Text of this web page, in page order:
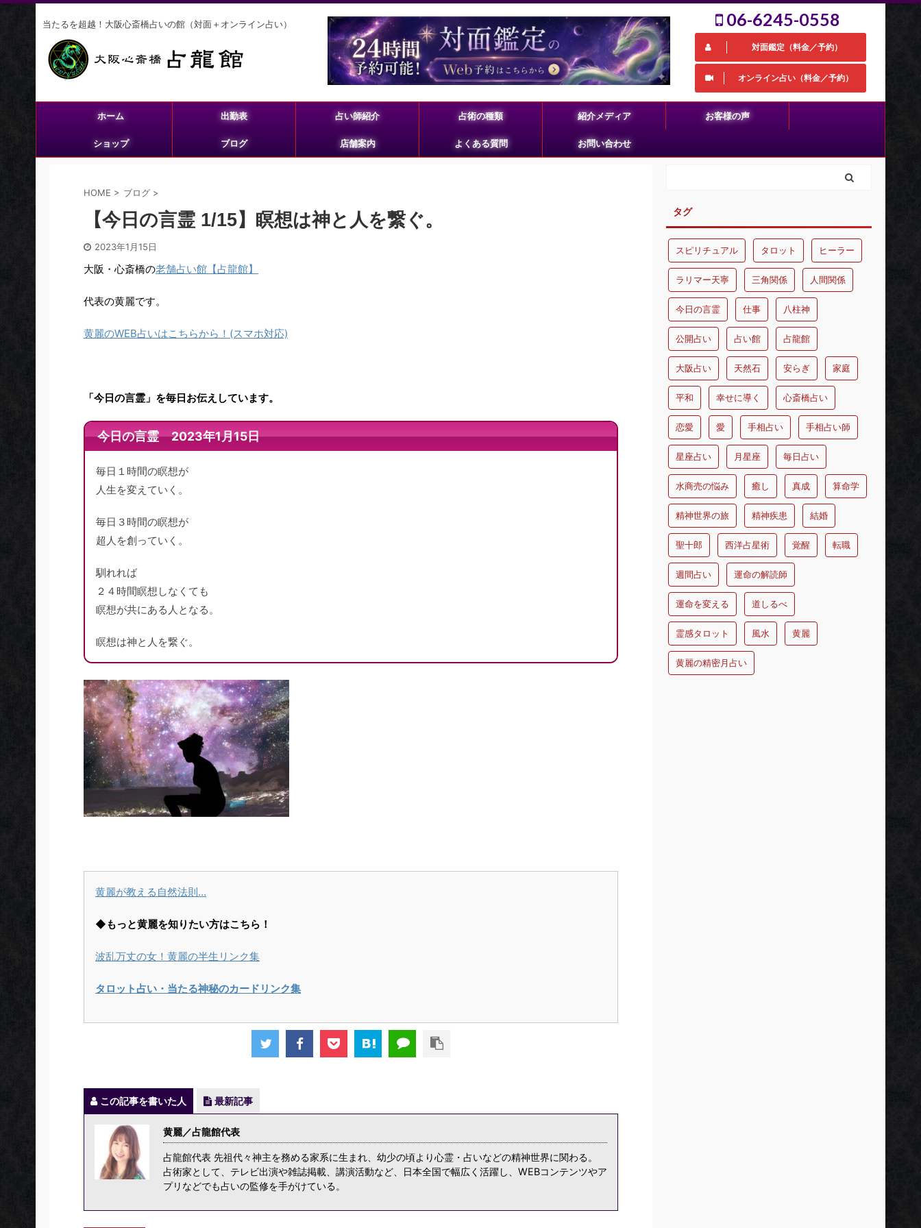
当たるを超越！大阪心斎橋占いの館（対面＋オンライン占い） 06-6245-0558
対面鑑定（料金／予約）
オンライン占い（料金／予約）
ホーム 出勤表 占い師紹介 占術の種類 紹介メディア お客様の声
ショップ ブログ 店舗案内 よくある質問 お問い合わせ
HOME > ブログ >
【今日の言霊 1/15】瞑想は神と人を繋ぐ。
2023年1月15日
大阪・心斎橋の老舗占い館【占龍館】
代表の黄麗です。
黄麗のWEB占いはこちらから！(スマホ対応)
「今日の言霊」を毎日お伝えしています。
今日の言霊 2023年1月15日
毎日１時間の瞑想が
人生を変えていく。
毎日３時間の瞑想が
超人を創っていく。
馴れれば
２４時間瞑想しなくても
瞑想が共にある人となる。
瞑想は神と人を繋ぐ。
黄麗が教える自然法則…
◆もっと黄麗を知りたい方はこちら！
波乱万丈の女！黄麗の半生リンク集
タロット占い・当たる神秘のカードリンク集
この記事を書いた人 最新記事
黄麗／占龍館代表
占龍館代表 先祖代々神主を務める家系に生まれ、幼少の頃より心霊・占いなどの精神世界に関わる。
占術家として、テレビ出演や雑誌掲載、講演活動など、日本全国で幅広く活躍し、WEBコンテンツやア
プリなどでも占いの監修を手がけている。
タグ
スピリチュアル タロット ヒーラー
ラリマー天寧 三角関係 人間関係
今日の言霊 仕事 八柱神
公開占い 占い館 占龍館
大阪占い 天然石 安らぎ 家庭
平和 幸せに導く 心斎橋占い
恋愛 愛 手相占い 手相占い師
星座占い 月星座 毎日占い
水商売の悩み 癒し 真成 算命学
精神世界の旅 精神疾患 結婚
聖十郎 西洋占星術 覚醒 転職
週間占い 運命の解読師
運命を変える 道しるべ
霊感タロット 風水 黄麗
黄麗の精密月占い